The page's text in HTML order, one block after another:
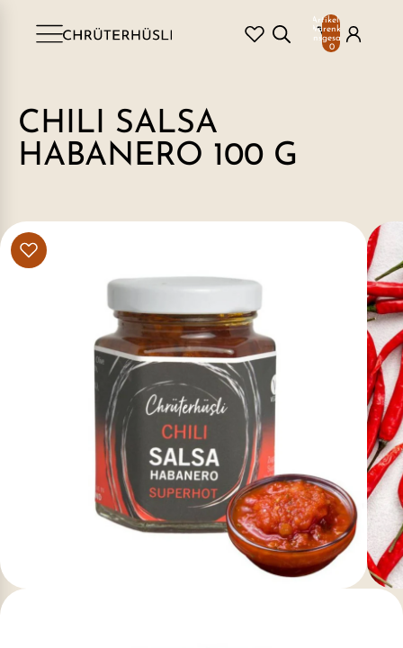
Artikel im
Warenkorb
insgesamt:
0
CHILI SALSA
HABANERO 100 G